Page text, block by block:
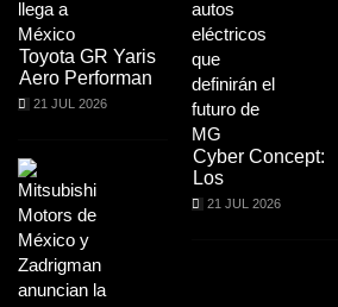
Toyota GR Yaris
Aero Performan
21 JUL 2026
Cyber Concept:
Los
21 JUL 2026